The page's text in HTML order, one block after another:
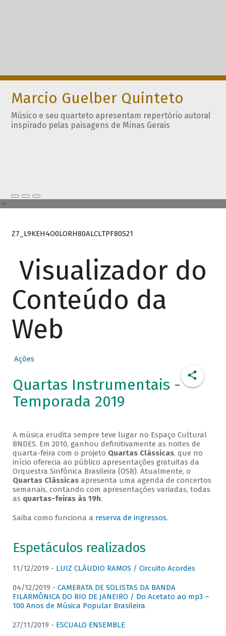
Marcio Guelber Quinteto
Músico e seu quarteto apresentam repertório autoral
inspirado pelas paisagens de Minas Gerais
Z7_L9KEH4O0LORH80ALCLTPF80S21
Visualizador do
Conteúdo da
Web
Ações
Quartas Instrumentais -
Temporada 2019
A música erudita sempre teve lugar no Espaço Cultural
BNDES. Em 2010, ganhou definitivamente as noites de
quarta-feira com o projeto Quartas Clássicas, que no
início oferecia ao público apresentações gratuitas da
Orquestra Sinfônica Brasileira (OSB). Atualmente, o
Quartas Clássicasapresenta uma agenda de concertos
semanais, contando com apresentações variadas, todas
as quartas-feiras às 19h.
Saiba como funciona a reserva de ingressos.
Espetáculos realizados
11/12/2019 - LUIZ CLÁUDIO RAMOS / Circuito Acordes
04/12/2019 - CAMERATA DE SOLISTAS DA BANDA
FILARMÔNICA DO RIO DE JANEIRO / Do Acetato ao mp3 –
100 Anos de Música Popular Brasileira
27/11/2019 - ESCUALO ENSEMBLE